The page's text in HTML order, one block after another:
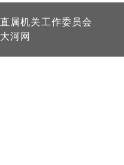
属机关工作委员会
大河网